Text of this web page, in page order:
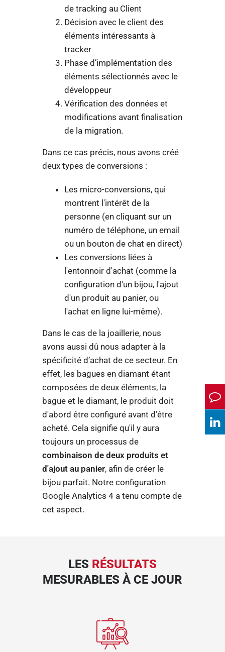
de tracking au Client
Décision avec le client des
éléments intéressants à
tracker
Phase d’implémentation des
éléments sélectionnés avec le
développeur
Vérification des données et
modifications avant finalisation
de la migration.
Dans ce cas précis, nous avons créé
deux types de conversions :
Les micro-conversions, qui
montrent l'intérêt de la
personne (en cliquant sur un
numéro de téléphone, un email
ou un bouton de chat en direct)
Les conversions liées à
l'entonnoir d'achat (comme la
configuration d'un bijou, l'ajout
d'un produit au panier, ou
l'achat en ligne lui-même).
Dans le cas de la joaillerie, nous
avons aussi dû nous adapter à la
spécificité d’achat de ce secteur. En
effet, les bagues en diamant étant
composées de deux éléments, la
bague et le diamant, le produit doit
d'abord être configuré avant d’être
acheté. Cela signifie qu'il y aura
toujours un processus de
combinaison de deux produits et
d'ajout au panier, afin de créer le
bijou parfait. Notre configuration
Google Analytics 4 a tenu compte de
cet aspect.
LES RÉSULTATS
MESURABLES À CE JOUR